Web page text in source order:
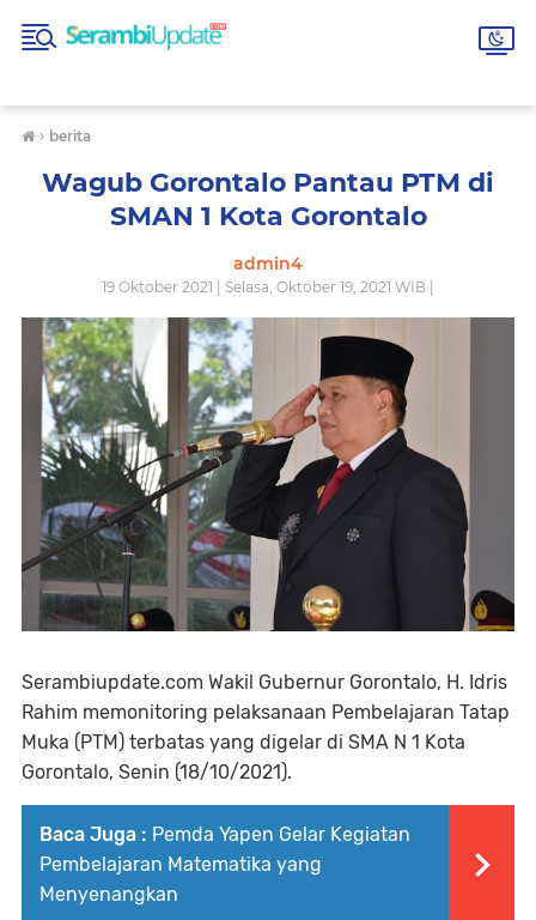
› berita
Wagub Gorontalo Pantau PTM di
SMAN 1 Kota Gorontalo
admin4
19 Oktober 2021 | Selasa, Oktober 19, 2021 WIB |
Serambiupdate.com Wakil Gubernur Gorontalo, H. Idris
Rahim memonitoring pelaksanaan Pembelajaran Tatap
Muka (PTM) terbatas yang digelar di SMA N 1 Kota
Gorontalo, Senin (18/10/2021).
Baca Juga : Pemda Yapen Gelar Kegiatan
Pembelajaran Matematika yang
Menyenangkan